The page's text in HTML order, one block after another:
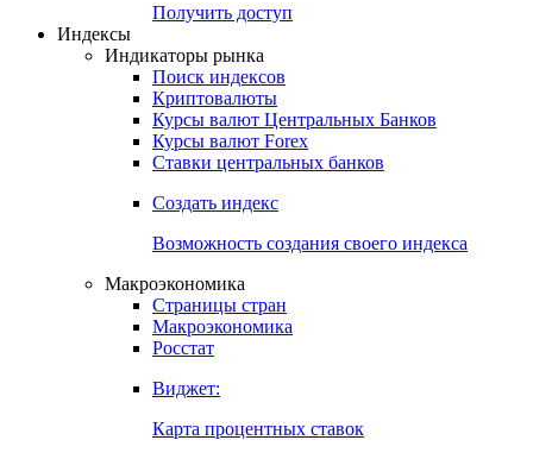
Получить доступ
Индексы
Индикаторы рынка
Поиск индексов
Криптовалюты
Курсы валют Центральных Банков
Курсы валют Forex
Ставки центральных банков
Создать индекс
Возможность создания своего индекса
Макроэкономика
Страницы стран
Макроэкономика
Росстат
Виджет:
Карта процентных ставок